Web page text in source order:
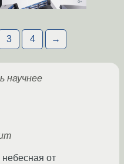
3 4 →
научнее
от